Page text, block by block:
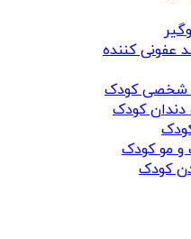
عفونی کننده
و شخصی کودک
کودک
و مو کودک
کودک